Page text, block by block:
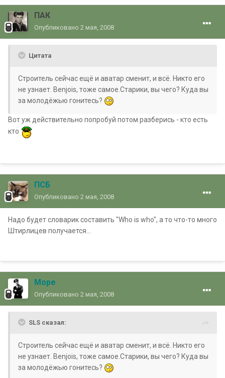
ПАК
Опубликовано 2 мая, 2008
Цитата
Строитель сейчас ещё и аватар сменит, и всё. Никто его
не узнает. Benjois, тоже самое.Старики, вы чего? Куда вы
за молодёжью гонитесь?
Вот уж действительно попробуй потом разберись - кто есть
кто
ПСБ
Опубликовано 2 мая, 2008
Надо будет словарик составить "Who is who", а то что-то много
Штирлицев получается...
Mope
Опубликовано 2 мая, 2008
SLS сказал:
Строитель сейчас ещё и аватар сменит, и всё. Никто его
не узнает. Benjois, тоже самое.Старики, вы чего? Куда вы
за молодёжью гонитесь?